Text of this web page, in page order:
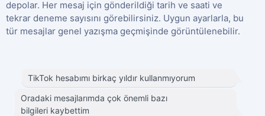
depolar. Her mesaj için gönderildiği tarih ve saati ve
tekrar deneme sayısını görebilirsiniz. Uygun ayarlarla, bu
tür mesajlar genel yazışma geçmişinde görüntülenebilir.
TikTok hesabımı birkaç yıldır kullanmıyorum
Oradaki mesajlarımda çok önemli bazı
bilgileri kaybettim